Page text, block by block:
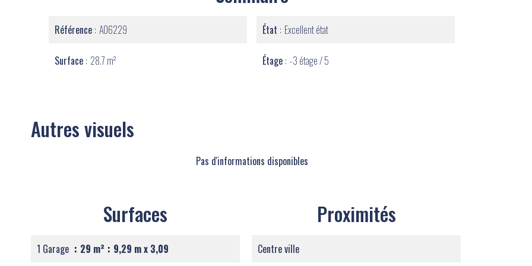
Référence A06229
Surface 28.7 m²
État Excellent état
Étage -3 étage / 5
Autres visuels
Pas d'informations disponibles
Surfaces
1 Garage 29 m² 9,29 m x 3,09
Proximités
Centre ville